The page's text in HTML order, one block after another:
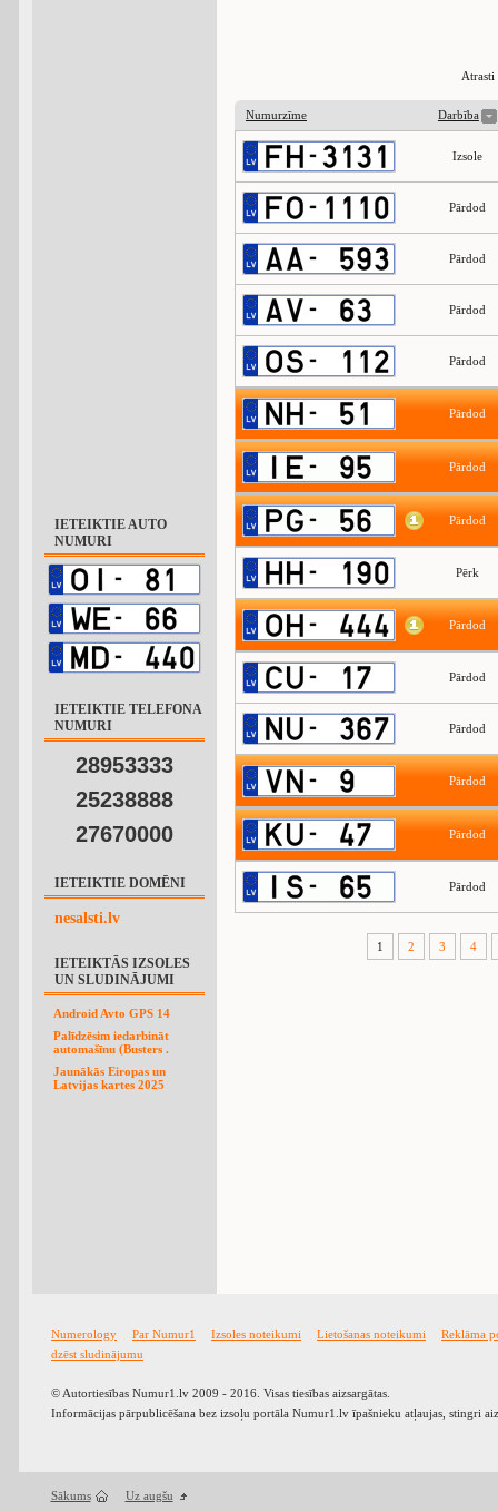
IETEIKTIE AUTO
NUMURI
IETEIKTIE TELEFONA
NUMURI
28953333
25238888
27670000
IETEIKTIE DOMĒNI
nesalsti.lv
IETEIKTĀS IZSOLES
UN SLUDINĀJUMI
Android Avto GPS 14
Palīdzēsim iedarbināt
automašīnu (Busters .
Jaunākās Eiropas un
Latvijas kartes 2025
Numurzīme Darbība
Izsole
Pārdod
Pārdod
Pārdod
Pārdod
Pārdod
Pārdod
Pārdod
Pērk
Pārdod
Pārdod
Pārdod
Pārdod
Pārdod
Pārdod
1 2 3 4
Numerology Par Numur1 Izsoles noteikumi Lietošanas noteikumi
Reklāma
dzēst sludinājumu
© Autortiesības Numur1.lv 2009 - 2016. Visas tiesības aizsargātas.
Informācijas pārpublicēšana bez izsoļu portāla Numur1.lv īpašnieku atļaujas, stingri
Sākums Uz augšu